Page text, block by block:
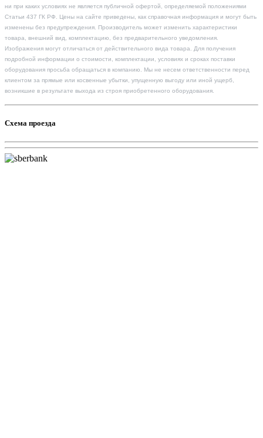
ни при каких условиях не является публичной офертой, определяемой положениями
Статьи 437 ГК РФ. Цены на сайте приведены, как справочная информация и могут быть
изменены без предупреждения. Производитель может изменить характеристики
товара, внешний вид, комплектацию, без предварительного уведомления.
Изображения могут отличаться от действительного вида товара. Для получения
подробной информации о стоимости, комплектации, условиях и сроках поставки
оборудования просьба обращаться в компанию. Мы не несем ответственности перед
клиентом за прямые или косвенные убытки, упущенную выгоду или иной ущерб,
возникшие в результате выхода из строя приобретенного оборудования.
Схема проезда